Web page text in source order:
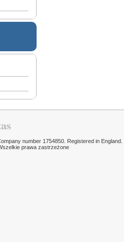
number 1754850. Registered in England.
prawa zastrzeżone